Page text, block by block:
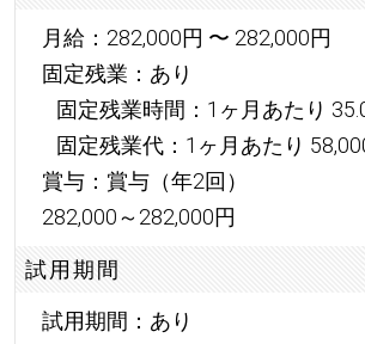
月給：282,000円 〜 282,000円
固定残業：あり
固定残業時間：1ヶ月あたり
固定残業代：1ヶ月あたり
賞与：賞与（年2回）
282,000～282,000円
試用期間
試用期間：あり